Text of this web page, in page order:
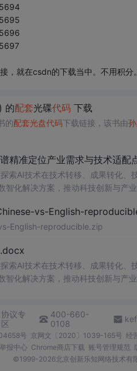
，就在csdn的下载当中。不用积分。
) 的配套光碟代码 下载
的配套光盘代码下载链接，该书由
精准定位产业需求与技术适配
索AI技术在技术转移、成果转化、
化解决方案，推动科技创新与产业
vs-English-
English-reproducible.zip
索AI技术在技术转移、成果转化、
化解决方案，推动科技创新与产业
协议专
区
400-660-
0108
号 京网文〔2020〕1039-165号 经
报中心 Chrome商店下载 账号管理规范
©1999-2026北京创新乐知网络技术有